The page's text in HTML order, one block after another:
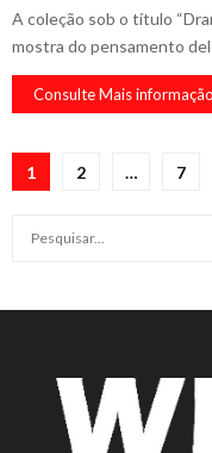
A coleção sob o título
mostra do pensamento
Consulte Mais informação
Paginação
posts
1 2 … 7